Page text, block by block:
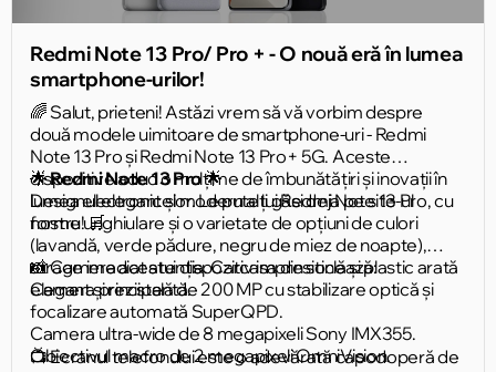
Redmi Note 13 Pro/ Pro + - O nouă eră în lumea
smartphone-urilor!
🌈 Salut, prieteni! Astăzi vrem să vă vorbim despre
două modele uimitoare de smartphone-uri - Redmi
Note 13 Pro și Redmi Note 13 Pro+ 5G. Aceste
dispozitive aduc o mulțime de îmbunătățiri și inovații în
lumea electronicelor. Le puteți găsi deja pe site-ul
nostru! 🛒
🌟Redmi Note 13 Pro🌟
Designul elegant și modern al lui Redmi Note 13 Pro, cu
forme unghiulare și o varietate de opțiuni de culori
(lavandă, verde pădure, negru de miez de noapte),
atrage imediat atenția. Carcasa din sticlă și plastic arată
elegant și rezistentă.
📸 Camera acestui dispozitiv impresionează:
Camera principală de 200 MP cu stabilizare optică și
focalizare automată SuperQPD.
Camera ultra-wide de 8 megapixeli Sony IMX355.
Obiectivul macro de 2 megapixeli OmniVision.
📺 Ecranul telefonului este o adevărată capodoperă de